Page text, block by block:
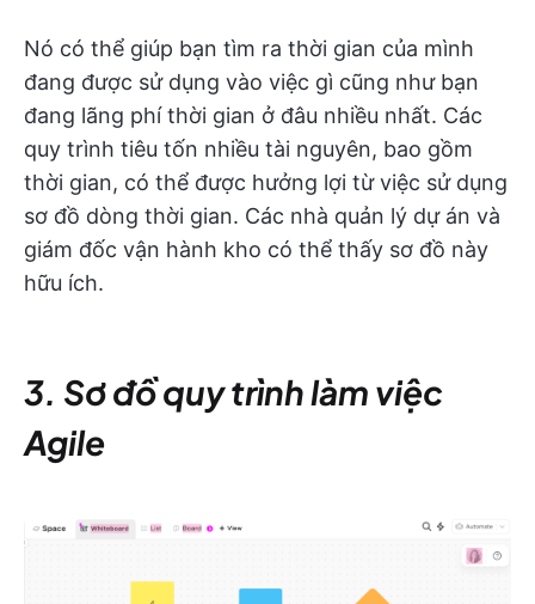
Nó có thể giúp bạn tìm ra thời gian của mình
đang được sử dụng vào việc gì cũng như bạn
đang lãng phí thời gian ở đâu nhiều nhất. Các
quy trình tiêu tốn nhiều tài nguyên, bao gồm
thời gian, có thể được hưởng lợi từ việc sử dụng
sơ đồ dòng thời gian. Các nhà quản lý dự án và
giám đốc vận hành kho có thể thấy sơ đồ này
hữu ích.
3. Sơ đồ quy trình làm việc
Agile